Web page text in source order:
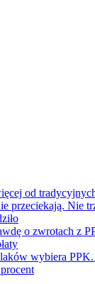
od
przeciekają. Nie
o zwrotach z
wybiera PPK.